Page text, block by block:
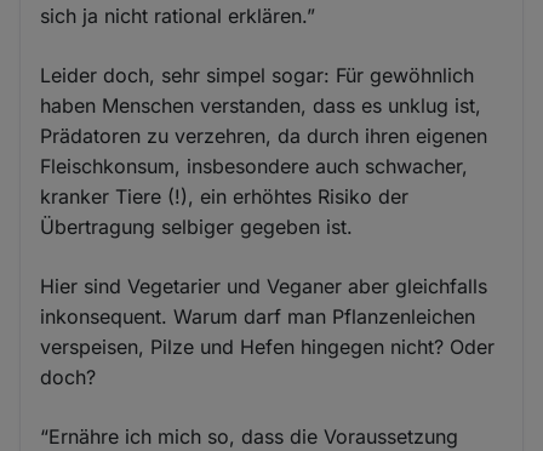
sich ja nicht rational erklären.”
Leider doch, sehr simpel sogar: Für gewöhnlich
haben Menschen verstanden, dass es unklug ist,
Prädatoren zu verzehren, da durch ihren eigenen
Fleischkonsum, insbesondere auch schwacher,
kranker Tiere (!), ein erhöhtes Risiko der
Übertragung selbiger gegeben ist.
Hier sind Vegetarier und Veganer aber gleichfalls
inkonsequent. Warum darf man Pflanzenleichen
verspeisen, Pilze und Hefen hingegen nicht? Oder
doch?
“Ernähre ich mich so, dass die Voraussetzung